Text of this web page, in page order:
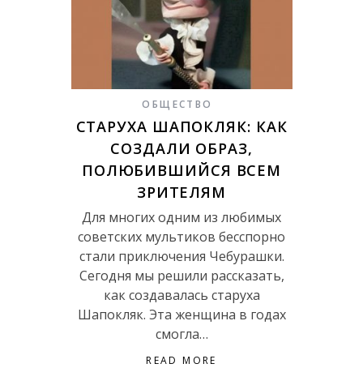
ОБЩЕСТВО
СТАРУХА ШАПОКЛЯК: КАК
СОЗДАЛИ ОБРАЗ,
ПОЛЮБИВШИЙСЯ ВСЕМ
ЗРИТЕЛЯМ
Для многих одним из любимых
советских мультиков бесспорно
стали приключения Чебурашки.
Сегодня мы решили рассказать,
как создавалась старуха
Шапокляк. Эта женщина в годах
смогла…
READ MORE